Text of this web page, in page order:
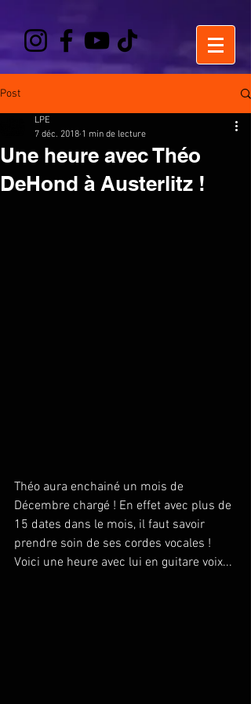
Post
Une heure avec Théo
DeHond à Austerlitz !
LPE
7 déc. 2018 1 min de lecture
Théo aura enchainé un mois de
Décembre chargé ! En effet avec plus de
15 dates dans le mois, il faut savoir
prendre soin de ses cordes vocales !
Voici une heure avec lui en guitare voix...